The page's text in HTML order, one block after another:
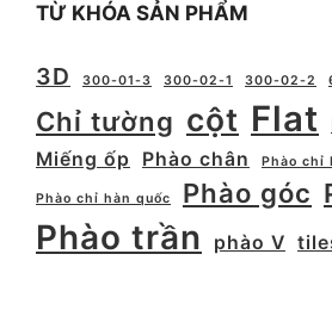
TỪ KHÓA SẢN PHẨM
3D 300-01-3 300-02-1 300-02-2
Chỉ tường cột Flat
Miếng ốp
Phào chân Phào chỉ
Phào chỉ hàn quốc Phào góc
Phào trần phào V